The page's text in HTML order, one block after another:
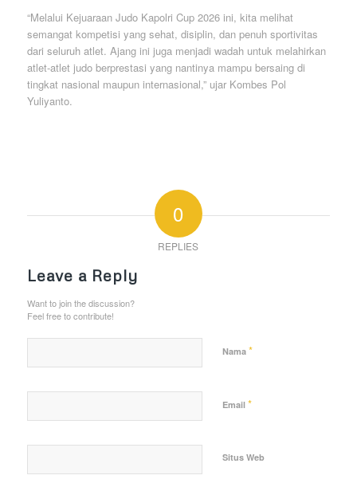
“Melalui Kejuaraan Judo Kapolri Cup 2026 ini, kita melihat
semangat kompetisi yang sehat, disiplin, dan penuh sportivitas
dari seluruh atlet. Ajang ini juga menjadi wadah untuk melahirkan
atlet-atlet judo berprestasi yang nantinya mampu bersaing di
tingkat nasional maupun internasional,” ujar Kombes Pol
Yuliyanto.
0
REPLIES
Leave a Reply
Want to join the discussion?
Feel free to contribute!
Nama *
Email *
Situs Web